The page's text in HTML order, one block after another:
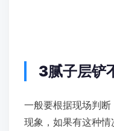
3腻子层铲
一般要根据现场判
现象，如果有这种